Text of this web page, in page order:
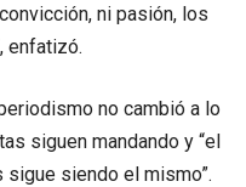
ni pasión, los
enfatizó.
no cambió a lo
siguen mandando y “el
siendo el mismo”.